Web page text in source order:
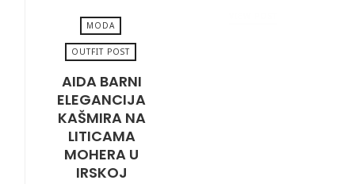
MODA
OUTFIT POST
AIDA BARNI
ELEGANCIJA
KAŠMIRA NA
LITICAMA
MOHERA U
IRSKOJ